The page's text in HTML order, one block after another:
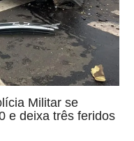
Militar se
e deixa três feridos